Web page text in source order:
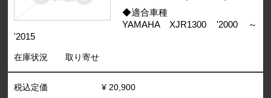
◆適合車種
YAMAHA XJR1300 '2000 ～
'2015
在庫状況 取り寄せ
税込定価
¥ 20,900